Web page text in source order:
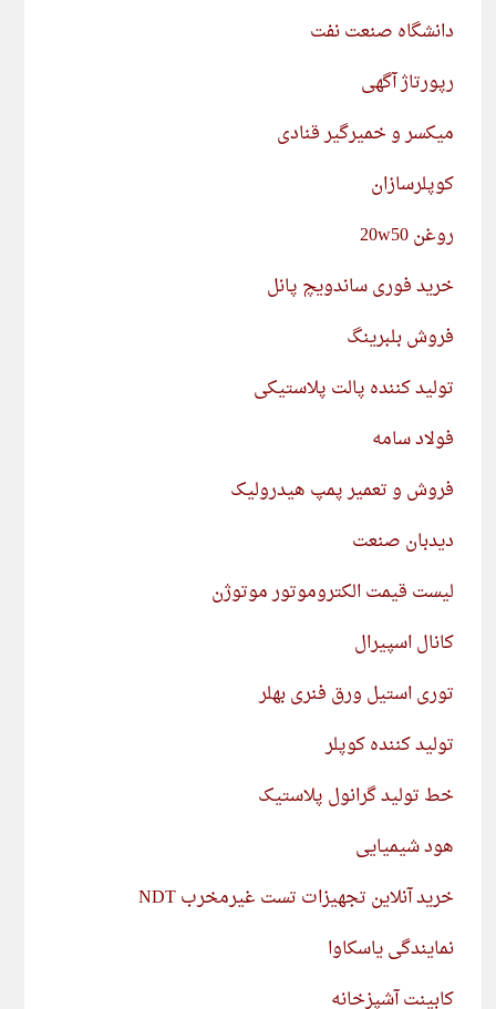
دانشگاه صنعت نفت
رپورتاژ آگهی
میکسر و خمیرگیر قنادی
کوپلرسازان
روغن 20w50
خرید فوری ساندویچ پانل
فروش بلبرینگ
تولید کننده پالت پلاستیکی
فولاد سامه
فروش و تعمیر پمپ هیدرولیک
دیدبان صنعت
لیست قیمت الکتروموتور موتوژن
کانال اسپیرال
توری استیل ورق فنری بهلر
تولید کننده کوپلر
خط تولید گرانول پلاستیک
هود شیمیایی
خرید آنلاین تجهیزات تست غیرمخرب NDT
نمایندگی یاسکاوا
کابینت آشپزخانه